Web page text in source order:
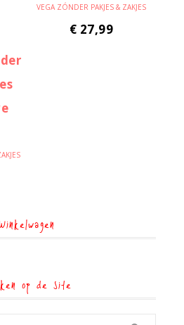
VEGA ZÓNDER PAKJES & ZAKJES
€ 27,99
op de site